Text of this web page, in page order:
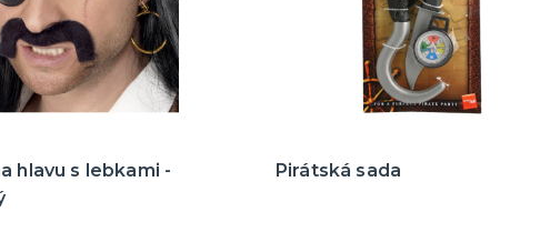
hlavu s lebkami -
Pirátská sada